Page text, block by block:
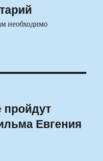
необходимо
пройдут
Евгения